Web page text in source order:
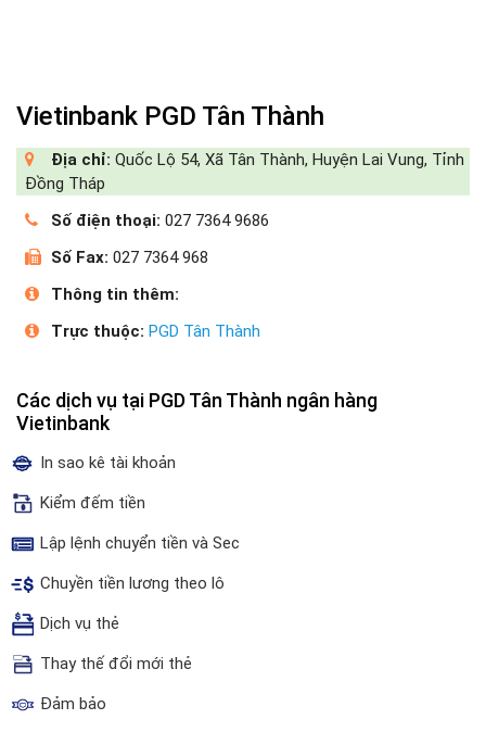
Vietinbank PGD Tân Thành
Địa chỉ: Quốc Lộ 54, Xã Tân Thành, Huyện Lai Vung, Tỉnh
Đồng Tháp
Số điện thoại: 027 7364 9686
Số Fax: 027 7364 968
Thông tin thêm:
Trực thuộc: PGD Tân Thành
Các dịch vụ tại PGD Tân Thành ngân hàng
Vietinbank
In sao kê tài khoản
Kiểm đếm tiền
Lập lệnh chuyển tiền và Sec
Chuyền tiền lương theo lô
Dịch vụ thẻ
Thay thế đổi mới thẻ
Đảm bảo